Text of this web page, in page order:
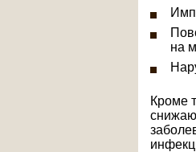
на
Кроме